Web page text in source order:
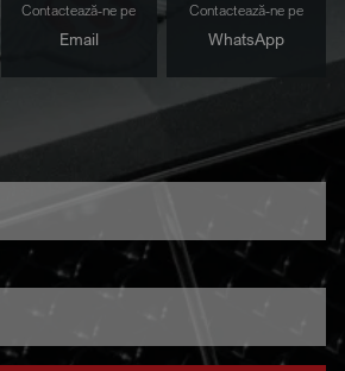
Contactează-ne pe
Email
Contactează-ne pe
WhatsApp